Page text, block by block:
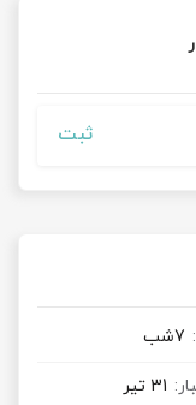
ثبت
7شب
31 تیر